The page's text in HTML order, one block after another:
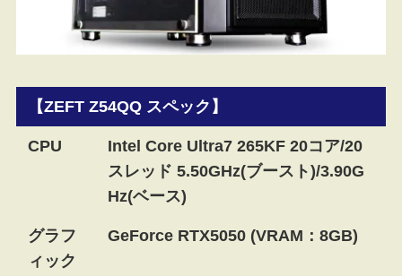
【ZEFT Z54QQ スペック】
CPU
Intel Core Ultra7 265KF 20コア/20
スレッド 5.50GHz(ブースト)/3.90G
Hz(ベース)
グラフ
ィック
GeForce RTX5050 (VRAM：8GB)